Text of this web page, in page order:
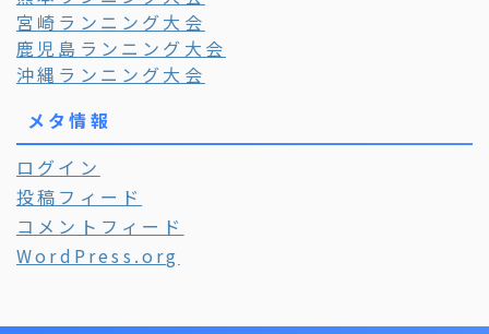
宮崎ランニング大会
鹿児島ランニング大会
沖縄ランニング大会
メタ情報
ログイン
投稿フィード
コメントフィード
WordPress.org